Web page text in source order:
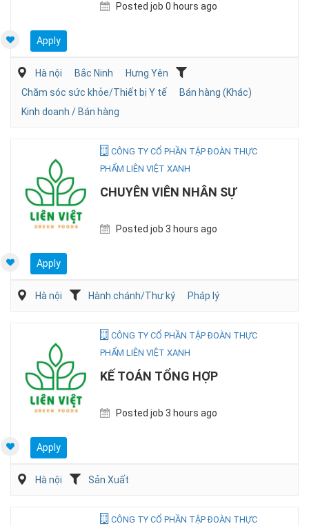
Posted job 0 hours ago
Apply
Hà nội Bắc Ninh
Hưng Yên
Chăm sóc sức khỏe/Thiết bị Y tế
Bán hàng (Khác)
Kinh doanh / Bán hàng
CÔNG TY CỔ PHẦN TẬP ĐOÀN THỰC
PHẨM LIÊN VIỆT XANH
CHUYÊN VIÊN NHÂN SỰ
Posted job 3 hours ago
Apply
Hà nội Hành chánh/Thư ký Pháp lý
CÔNG TY CỔ PHẦN TẬP ĐOÀN THỰC
PHẨM LIÊN VIỆT XANH
KẾ TOÁN TỔNG HỢP
Posted job 3 hours ago
Apply
Hà nội Sản Xuất
CÔNG TY CỔ PHẦN TẬP ĐOÀN THỰC